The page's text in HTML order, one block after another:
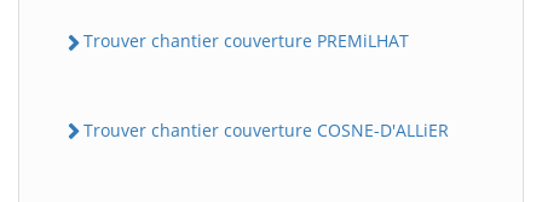
Trouver chantier couverture PREMiLHAT
Trouver chantier couverture COSNE-D'ALLiER